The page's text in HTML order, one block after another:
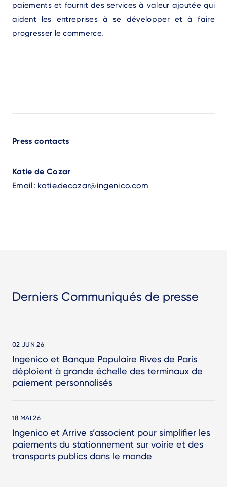
paiements et fournit des services à valeur ajoutée qui
aident les entreprises à se développer et à faire
progresser le commerce.
Press contacts
Katie de Cozar
Email: katie.decozar@ingenico.com
Derniers Communiqués de presse
02 JUN 26
Ingenico et Banque Populaire Rives de Paris
déploient à grande échelle des terminaux de
paiement personnalisés
18 MAI 26
Ingenico et Arrive s’associent pour simplifier les
paiements du stationnement sur voirie et des
transports publics dans le monde